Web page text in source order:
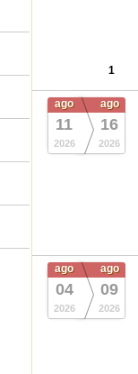
1
ago
11
2026
ago
16
2026
ago
04
2026
ago
09
2026